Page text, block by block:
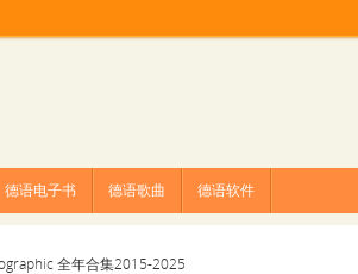
德语电子书 德语歌曲 德语软件
全年合集2015-2025